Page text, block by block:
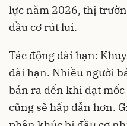
lực năm 2026, thị
đầu cơ rút lui.
Tác động dài hạn:
dài hạn. Nhiều người
bán ra đến khi đạt
cũng sẽ hấp dẫn hơn.